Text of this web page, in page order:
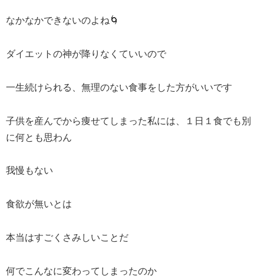
なかなかできないのよね🌀
ダイエットの神が降りなくていいので
一生続けられる、無理のない食事をした方がいいです
子供を産んでから痩せてしまった私には、１日１食でも別
に何とも思わん
我慢もない
食欲が無いとは
本当はすごくさみしいことだ
何でこんなに変わってしまったのか